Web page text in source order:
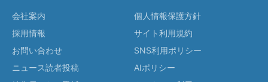
会社案内
採用情報
お問い合わせ
ニュース読者投稿
個人情報保護方針
サイト利用規約
SNS利用ポリシー
AIポリシー